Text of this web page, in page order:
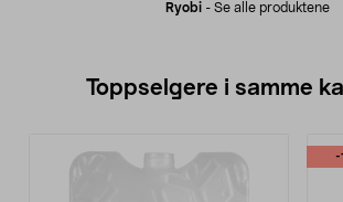
Ryobi- Se alle produktene
Toppselgere i samme
-